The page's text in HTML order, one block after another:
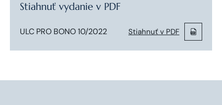
Stiahnuť vydanie v PDF
ULC PRO BONO 10/2022 Stiahnuť v PDF